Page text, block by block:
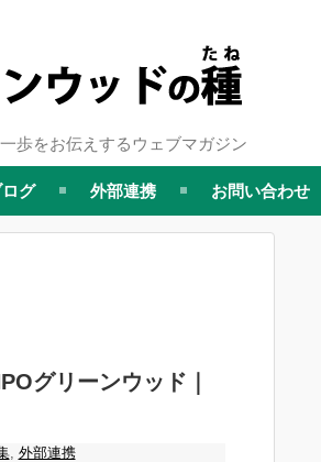
歩をお伝えするウェブマガジン
グ 外部連携 お問い合わせ
グリーンウッド｜
, 外部連携